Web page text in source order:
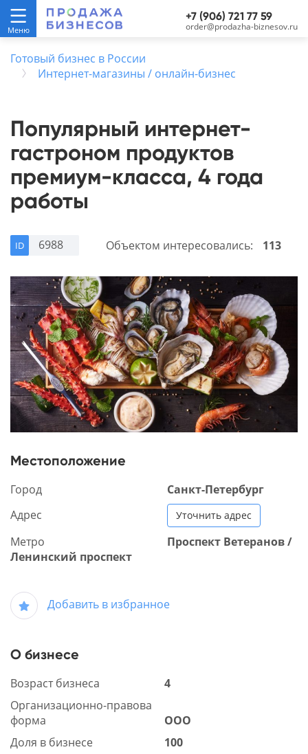
+7 (906) 721 77 59
order@prodazha-biznesov.ru
Готовый бизнес в России
Интернет-магазины / онлайн-бизнес
Популярный интернет-
гастроном продуктов
премиум-класса, 4 года
работы
ID 6988 Объектом интересовались: 113
Местоположение
Город
Санкт-Петербург
Адрес
Уточнить адрес
Метро
Проспект Ветеранов /
Ленинский проспект
Добавить в избранное
О бизнесе
Возраст бизнеса
4
Организационно-правова
форма
ООО
Доля в бизнесе
100